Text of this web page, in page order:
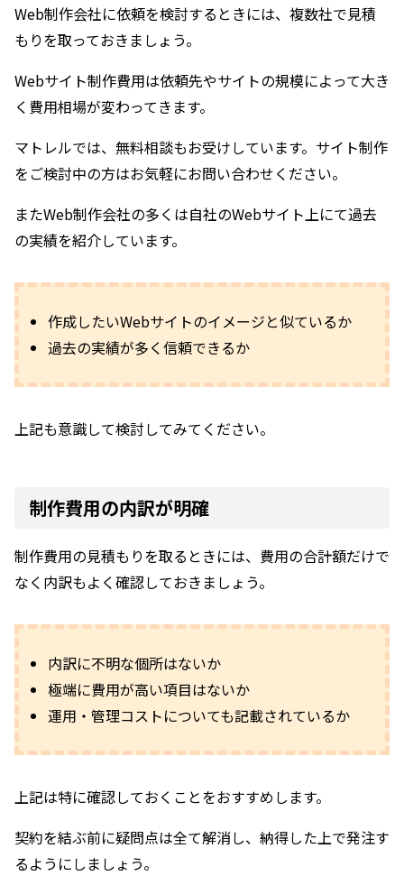
Web制作会社に依頼を検討するときには、複数社で見積
もりを取っておきましょう。
Webサイト制作費用は依頼先やサイトの規模によって大き
く費用相場が変わってきます。
マトレルでは、無料相談もお受けしています。サイト制作
をご検討中の方はお気軽にお問い合わせください。
またWeb制作会社の多くは自社のWebサイト上にて過去
の実績を紹介しています。
作成したいWebサイトのイメージと似ているか
過去の実績が多く信頼できるか
上記も意識して検討してみてください。
制作費用の内訳が明確
制作費用の見積もりを取るときには、費用の合計額だけで
なく内訳もよく確認しておきましょう。
内訳に不明な個所はないか
極端に費用が高い項目はないか
運用・管理コストについても記載されているか
上記は特に確認しておくことをおすすめします。
契約を結ぶ前に疑問点は全て解消し、納得した上で発注す
るようにしましょう。